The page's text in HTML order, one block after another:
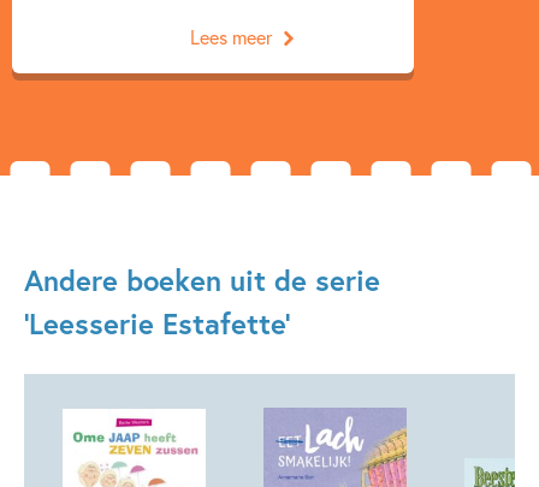
Lees meer
Andere boeken uit de serie
'Leesserie Estafette'